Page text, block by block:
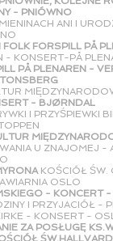
ANI I
FORSPILL PÅ
- KONSERT-PÅ
PÅ PLENAREN -
- BJØRNDAL
I PRZYŚPIEWKI
U ZNAJOMEJ -
KOŚCIÓŁ ŚW.
OSLO
- KONCERT
I PRZYJACIÓŁ -
- KONSERT -
ZA POSŁUGĘ